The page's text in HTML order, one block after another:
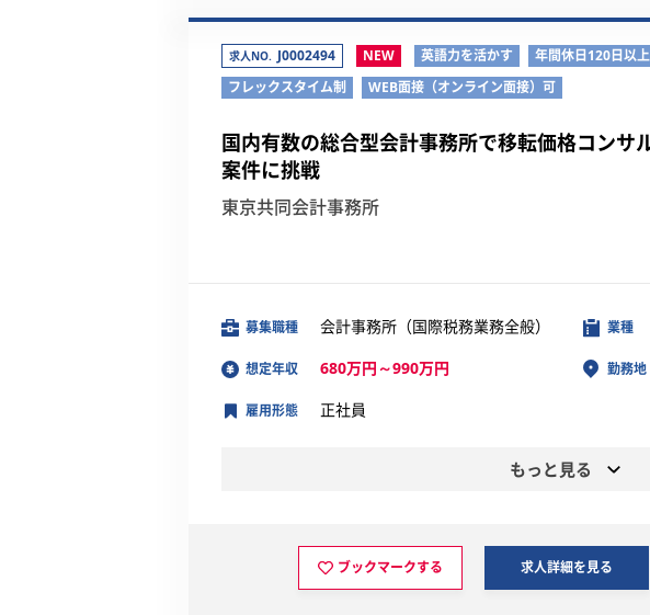
求人NO. J0002494 NEW 英語力を活かす 年間休日120日以上
フレックスタイム制
WEB面接（オンライン面接）可
国内有数の総合型会計事務所で移転価格コンサ
案件に挑戦
東京共同会計事務所
募集職種 会計事務所（国際税務業務全般）
想定年収 680万円～990万円
業種
勤務地
雇用形態 正社員
もっと見る
ブックマークする 求人詳細を見る